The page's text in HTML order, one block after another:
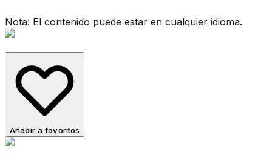
Nota: El contenido puede estar en cualquier idioma.
Añadir a favoritos